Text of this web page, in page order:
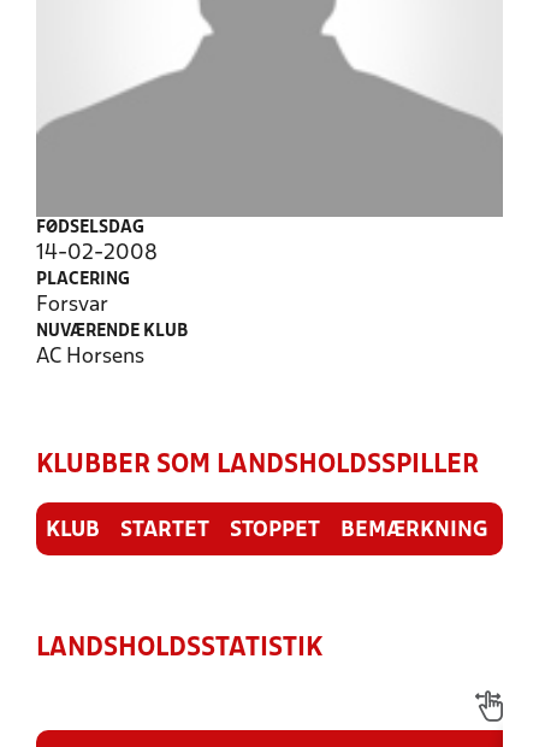
FØDSELSDAG
14-02-2008
PLACERING
Forsvar
NUVÆRENDE KLUB
AC Horsens
KLUBBER SOM LANDSHOLDSSPILLER
KLUB STARTET STOPPET BEMÆRKNING
LANDSHOLDSSTATISTIK